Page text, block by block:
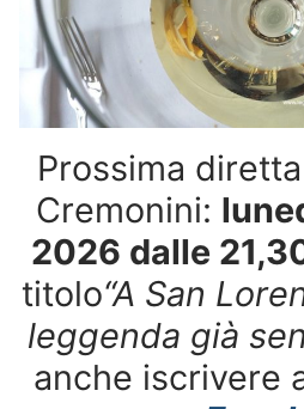
Prossima
Cremonini:
2026 dalle
titolo“A San
leggenda già
anche iscrivere